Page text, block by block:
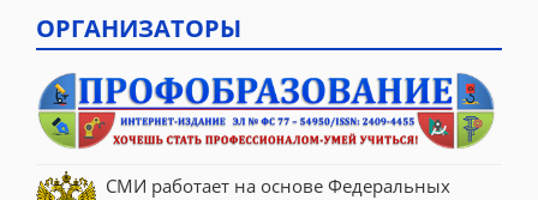
ОРГАНИЗАТОРЫ
СМИ работает на основе Федеральных